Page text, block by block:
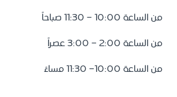
من الساعة 10:00 - 11:30 صباحاً
من الساعة 2:00 - 3:00 عصراً
من الساعة 10:00- 11:30 مساءً